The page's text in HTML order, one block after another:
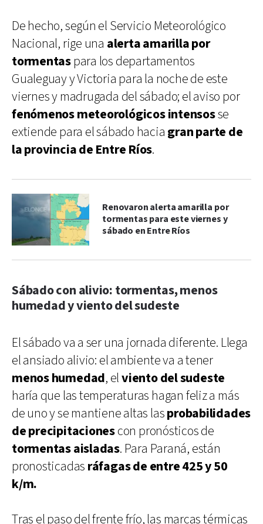
De hecho, según el Servicio Meteorológico
Nacional, rige una alerta amarilla por
tormentaspara los departamentos
Gualeguay y Victoria para la noche de este
viernes y madrugada del sábado; el aviso por
fenómenos meteorológicos intensosse
extiende para el sábado hacia gran parte de
la provincia de Entre Ríos.
Renovaron alerta amarilla por
tormentas para este viernes y
sábado en Entre Ríos
Sábado con alivio: tormentas, menos
humedad y viento del sudeste
El sábado va a ser una jornada diferente. Llega
el ansiado alivio: el ambiente va a tener
menos humedad, elviento del sudeste
haría que las temperaturas hagan feliz a más
de uno y se mantiene altas lasprobabilidades
de precipitacionescon pronósticos de
tormentas aisladas. Para Paraná, están
pronosticadas ráfagas de entre 425 y 50
k/m.
Tras el paso del frente frío, las marcas térmicas